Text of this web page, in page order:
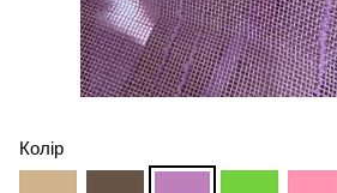
Колір